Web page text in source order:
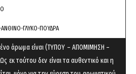
ΓΛΥΚΟ-ΠΟΥΔΡΑ
άρωμα είναι (ΤΥΠΟΥ – ΑΠΟΜΙΜΗΣΗ –
εκ τούτου δεν είναι τα αυθεντικό και η